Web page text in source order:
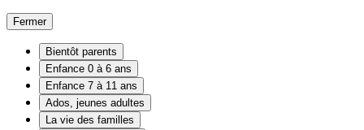
Fermer
Bientôt parents
Enfance 0 à 6 ans
Enfance 7 à 11 ans
Ados, jeunes adultes
La vie des familles